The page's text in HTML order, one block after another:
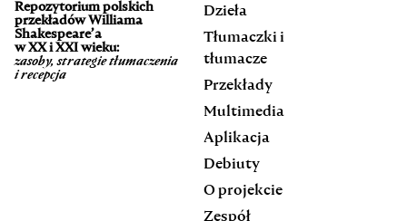
Repozytorium polskich
przekładów Williama
Shakespeare’a
w XX i XXI wieku:
zasoby, strategie tłumaczenia
i recepcja
Dzieła
Tłumaczki i
tłumacze
Przekłady
Multimedia
Aplikacja
Debiuty
O projekcie
Zespół